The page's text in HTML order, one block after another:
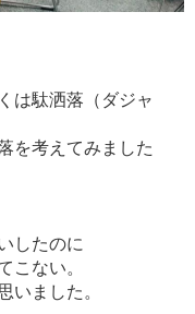
は駄洒落（ダジャ
を考えてみました
したのに
こない。
いました。